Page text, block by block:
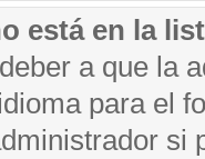
está en la
a que la
para el
si